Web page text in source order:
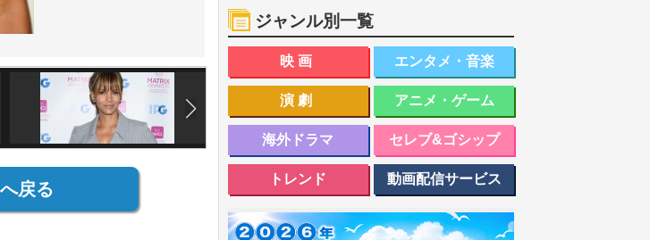
戻る
ジャンル別一覧
映画 エンタメ・音楽
演劇 アニメ・ゲーム
海外ドラマ セレブ&ゴシップ
トレンド 動画配信サービス